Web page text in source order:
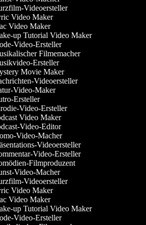
Videoersteller
Video Maker
Video Maker
up Tutorial Video Maker
Video-Ersteller
Filmemacher
Ersteller
Movie Maker
Videoersteller
Video-Maker
Ersteller
Video-Ersteller
Video Maker
Video-Editor
Video-Macher
Videoersteller
Video-Ersteller
Filmproduzent
Video-Macher
Videoersteller
Video Maker
Video Maker
up Tutorial Video Maker
Video-Ersteller